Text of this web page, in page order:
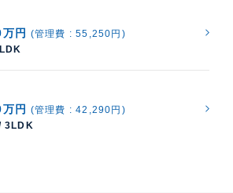
円 (管理費 : 55,250円)
円 (管理費 : 42,290円)
3LDK